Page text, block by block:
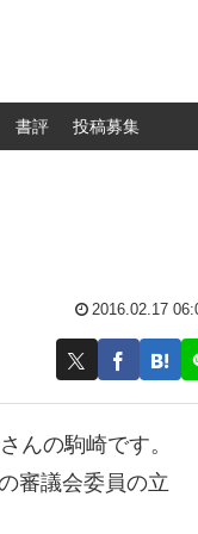
書評 投稿募集
2016.02.17
んの駒崎です。
審議会委員の立